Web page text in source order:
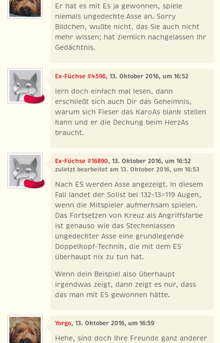
Er hat es mit Es ja gewonnen, spiele
niemals ungedeckte Asse an. Sorry
Bildchen, wußte nicht, das Sie auch nicht
mehr wissen; hat ziemlich nachgelassen Ihr
Gedächtnis.
Ex-Füchse #4596, 13. Oktober 2016, um 16:52
lern doch einfach mal lesen, dann
erschließt sich auch Dir das Geheimnis,
warum sich Fieser das KaroAs blank stellen
kann und er die Deckung beim HerzAs
braucht.
Ex-Füchse #16890, 13. Oktober 2016, um 16:52
zuletzt bearbeitet am 13. Oktober 2016, um 16:53
Nach ES werden Asse angezeigt. In diesem
Fall landet der Solist bei 132-13=119 Augen,
wenn die Mitspieler aufmerksam spielen.
Das Fortsetzen von Kreuz als Angriffsfarbe
ist genauso wie das Steckenlassen
ungedeckter Asse eine grundlegende
Doppelkopf-Technik, die mit dem ES
überhaupt nix zu tun hat.
Wenn dein Beispiel also überhaupt
irgendwas zeigt, dann zeigt es nur, dass
das man mit ES gewonnen hätte.
Yorgo, 13. Oktober 2016, um 16:59
Hehe, sind doch Ihre Freunde ganz anderer